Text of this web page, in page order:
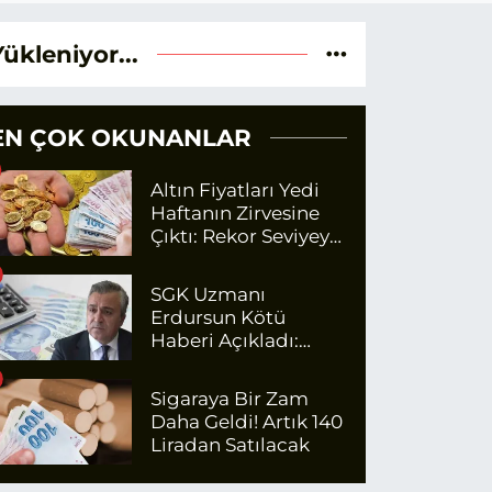
ÇOK OKUNANLAR
Altın Fiyatları Yedi
Haftanın Zirvesine
Çıktı: Rekor Seviyeye
SGK Uzmanı
Erdursun Kötü
Haberi Açıkladı:
İçin Net Rakam
Sigaraya Bir Zam
Daha Geldi! Artık 140
Liradan Satılacak